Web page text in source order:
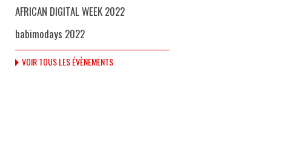
AFRICAN DIGITAL WEEK 2022
babimodays 2022
VOIR TOUS LES ÉVÈNEMENTS